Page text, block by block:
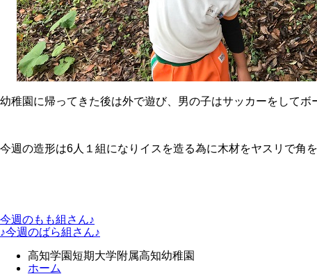
幼稚園に帰ってきた後は外で遊び、男の子はサッカーをして
今週の造形は6人１組になりイスを造る為に木材をヤスリで角
今週のもも組さん♪
♪今週のばら組さん♪
高知学園短期大学附属高知幼稚園
ホーム